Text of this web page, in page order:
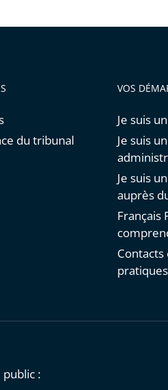
du tribunal
VOS
Je suis
Je suis
Je suis
auprès
Français
pratiques
: